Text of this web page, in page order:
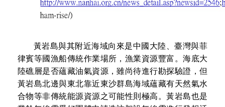
黃岩島與其附近海域向來是中國大陸、臺灣與菲
律賓等國漁船傳統作業場所，漁業資源豐富。海底大
陸礁層是否蘊藏油氣資源，雖尚待進行勘探驗證，但
黃岩島北邊與東北靠近東沙群島海域蘊藏有天然氣水
合物等非傳統能源資源之可能性則極高。黃岩島也是